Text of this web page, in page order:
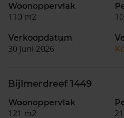
Woonoppervlak
110 m2
Verkoopdatum
30 juni 2026
Bijlmerdreef 1449
Woonoppervlak
121 m2